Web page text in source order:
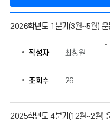
교
부
경
비
2026학년도 1분기(3월~5월) 운
작성자 최창원
조회수 26
2025학년도 4분기(12월~2월)